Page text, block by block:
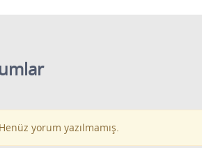
Henüz yorum yazılmamış.